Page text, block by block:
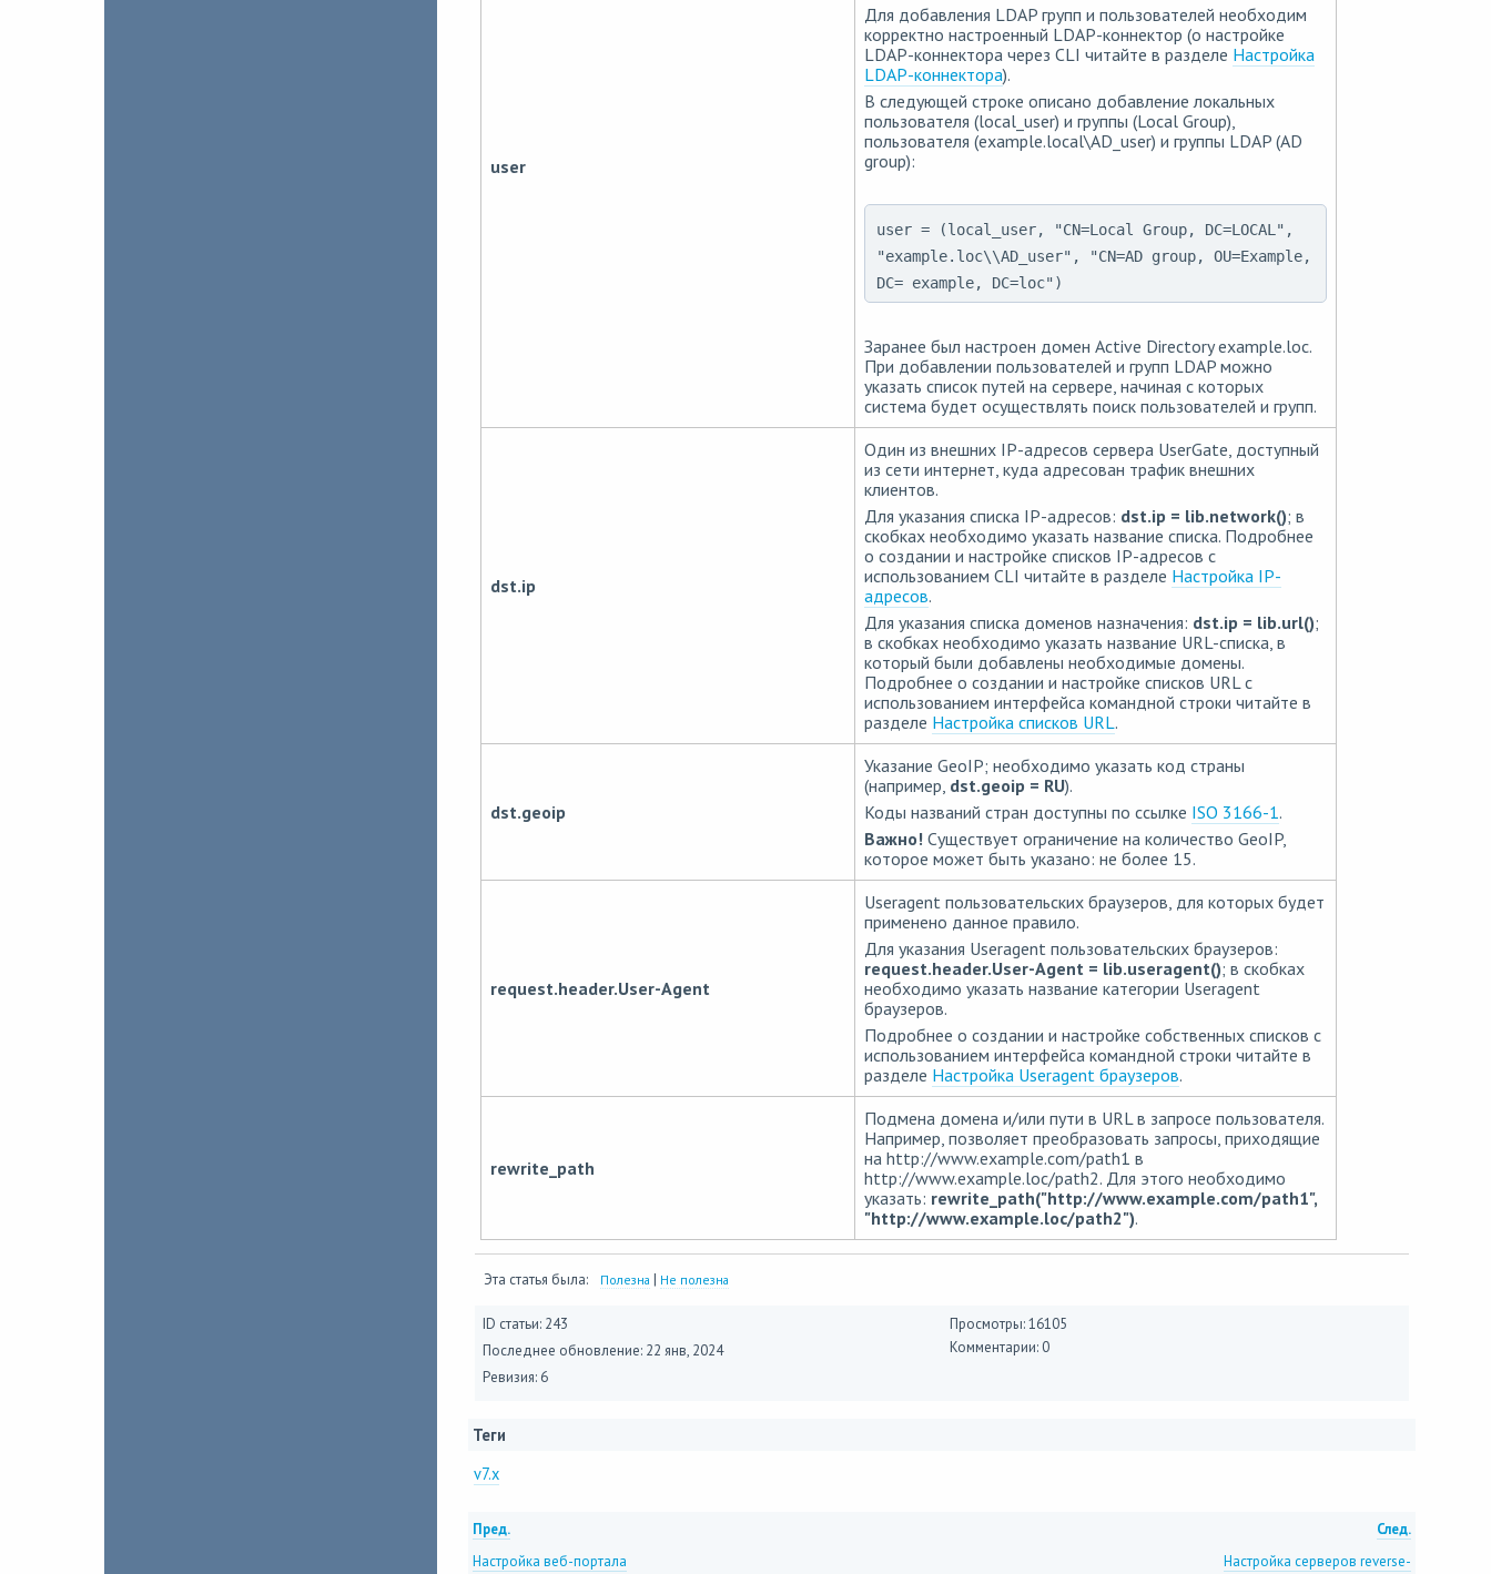
user
Для добавления LDAP групп и пользователей необходим
корректно настроенный LDAP-коннектор (о настройке
LDAP-коннектора через CLI читайте в разделе Настройка
LDAP-коннектора).
В следующей строке описано добавление локальных
пользователя (local_user) и группы (Local Group),
пользователя (example.local\AD_user) и группы LDAP (AD
group):
user = (local_user, "CN=Local Group, DC=LOCAL",
"example.loc\\AD_user", "CN=AD group, OU=Example,
DC= example, DC=loc")
Заранее был настроен домен Active Directory example.loc.
При добавлении пользователей и групп LDAP можно
указать список путей на сервере, начиная с которых
система будет осуществлять поиск пользователей и групп.
dst.ip
Один из внешних IP-адресов сервера UserGate, доступный
из сети интернет, куда адресован трафик внешних
клиентов.
Для указания списка IP-адресов: dst.ip = lib.network(); в
скобках необходимо указать название списка. Подробнее
о создании и настройке списков IP-адресов с
использованием CLI читайте в разделе Настройка IP-
адресов.
Для указания списка доменов назначения: dst.ip = lib.url();
в скобках необходимо указать название URL-списка, в
который были добавлены необходимые домены.
Подробнее о создании и настройке списков URL с
использованием интерфейса командной строки читайте в
разделе Настройка списков URL.
dst.geoip
Указание GeoIP; необходимо указать код страны
(например, dst.geoip = RU).
Коды названий стран доступны по ссылке ISO 3166-1.
Важно!Существует ограничение на количество GeoIP,
которое может быть указано: не более 15.
request.header.User-Agent
Useragent пользовательских браузеров, для которых будет
применено данное правило.
Для указания Useragent пользовательских браузеров:
request.header.User-Agent = lib.useragent(); в скобках
необходимо указать название категории Useragent
браузеров.
Подробнее о создании и настройке собственных списков с
использованием интерфейса командной строки читайте в
разделе Настройка Useragent браузеров.
rewrite_path
Подмена домена и/или пути в URL в запросе пользователя.
Например, позволяет преобразовать запросы, приходящие
на http://www.example.com/path1 в
http://www.example.loc/path2. Для этого необходимо
указать: rewrite_path("http://www.example.com/path1",
"http://www.example.loc/path2").
Эта статья была: Полезна | Не полезна
ID статьи: 243
Последнее обновление: 22 янв, 2024
Ревизия: 6
Просмотры: 16105
Комментарии: 0
Теги
v7.x
Пред.
След.
Настройка веб-портала
Настройка серверов reverse-